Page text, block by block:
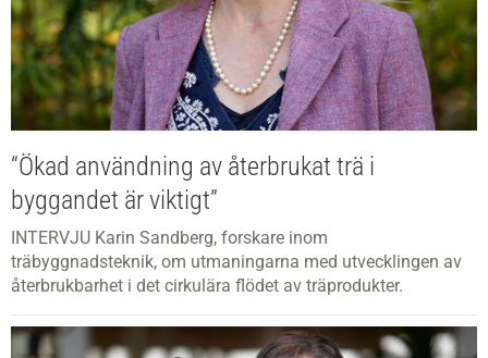
“Ökad användning av återbrukat trä i
byggandet är viktigt”
INTERVJU Karin Sandberg, forskare inom
träbyggnadsteknik, om utmaningarna med utvecklingen av
återbrukbarhet i det cirkulära flödet av träprodukter.